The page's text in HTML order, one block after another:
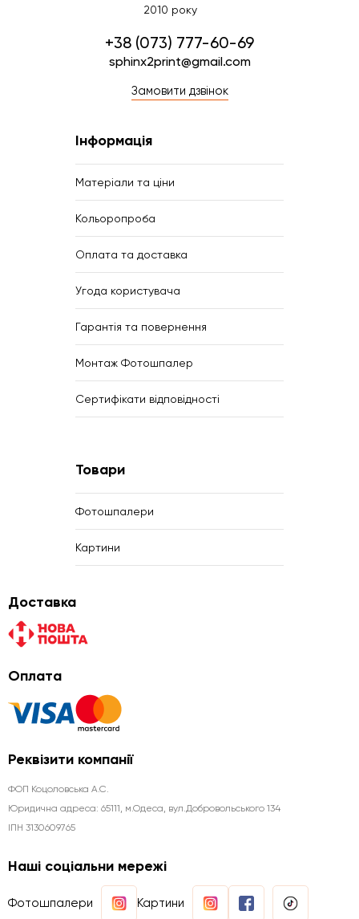
2010 року
+38 (073) 777-60-69
sphinx2print@gmail.com
Замовити дзвінок
Інформація
Матеріали та ціни
Кольоропроба
Оплата та доставка
Угода користувача
Гарантія та повернення
Монтаж Фотошпалер
Сертифікати відповідності
Товари
Фотошпалери
Картини
Доставка
Оплата
Реквізити компанії
ФОП Коцоловська А.С.
Юридична aдреса: 65111, м.Одеса, вул.Добровольського 134
ІПН 3130609765
Наші соціальни мережі
Фотошпалери Картини